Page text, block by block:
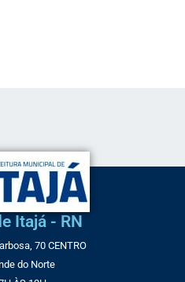
Itajá - RN
70 CENTRO
do Norte